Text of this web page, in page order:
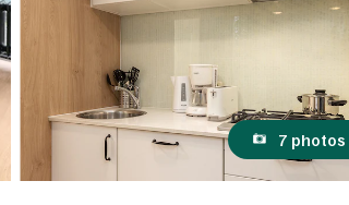
7 photos